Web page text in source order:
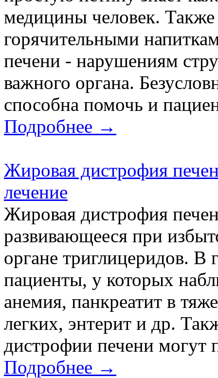
медицины человек. Также
горячительными
печени - нарушениям
важного органа.
способна помочь и
Подробнее →
Жировая дистрофия
лечение
Жировая дистрофия
развивающееся при
органе триглицеридов.
пациенты, у которых
анемия, панкреатит в
легких, энтерит и др.
дистрофии печени могут
Подробнее →